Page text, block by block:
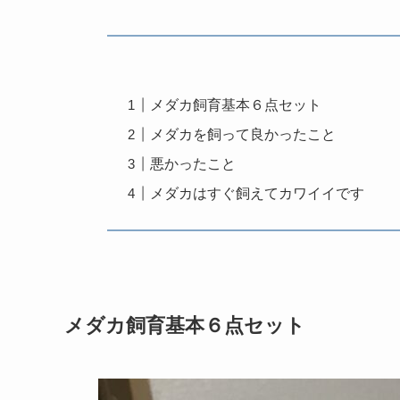
メダカ飼育基本６点セット
メダカを飼って良かったこと
悪かったこと
メダカはすぐ飼えてカワイイです
メダカ飼育基本６点セット